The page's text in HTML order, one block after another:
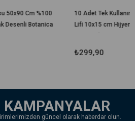
10 Adet Tek Kullanımlık Banyo
Lifi 10x15 cm Hijyenik El
KAMPANYALAR
güncel olarak haberdar olun.